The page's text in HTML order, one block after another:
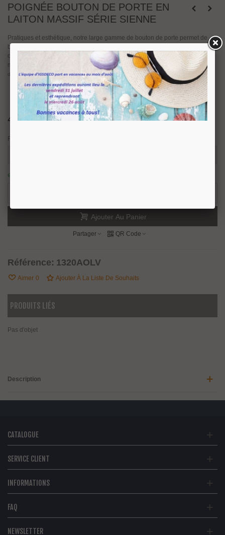
POIGNÉE BOUTON DE PORTE EN
LAITON MASSIF SÉRIE SIENNE
Pratiques et esthétique, notre large gamme de bouton de porte permet de
bien accorder ses poignées de portes au style de son habitat. Faîtes le bon
choix parmi notre sél
ection de boutons styles ou contemporains pour un esprit
moderne et élégant.
Bouton de tiragesérie Sienne 1320A pour porte en bois,
disponible en finitionlaiton poli, nickel satiné ou bronze yester.
45,14 € TTC
Finition
en stock : expédition sous 24/48 heures.
Ajouter Au Panier
Partager QR Code
Référence: 1320AOLV
Aimer 0 Ajouter À La Liste De Souhaits
PRODUITS LIÉS
Pas d'objet
Description
CATALOGUE
SERVICE CLIENT
INFORMATIONS
FAQ
NEWSLETTER